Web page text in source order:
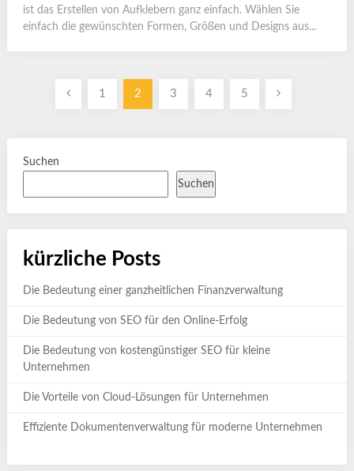
ist das Erstellen von Aufklebern ganz einfach. Wählen Sie
einfach die gewünschten Formen, Größen und Designs aus...
Seitennummerierung
1 2 3 4 5
Suchen
Suchen
kürzliche Posts
Die Bedeutung einer ganzheitlichen Finanzverwaltung
Die Bedeutung von SEO für den Online-Erfolg
Die Bedeutung von kostengünstiger SEO für kleine
Unternehmen
Die Vorteile von Cloud-Lösungen für Unternehmen
Effiziente Dokumentenverwaltung für moderne Unternehmen